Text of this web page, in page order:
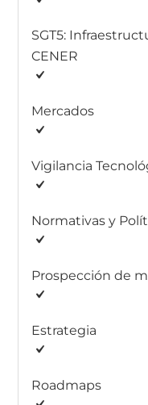
SGT5:
CENER
Mercados
Vigilancia
Normativas y
Prospección de
Estrategia
Roadmaps